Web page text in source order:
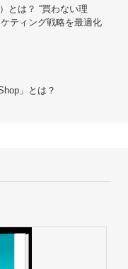
とは？ “買わない理
ティング戦略を最適化
」とは？